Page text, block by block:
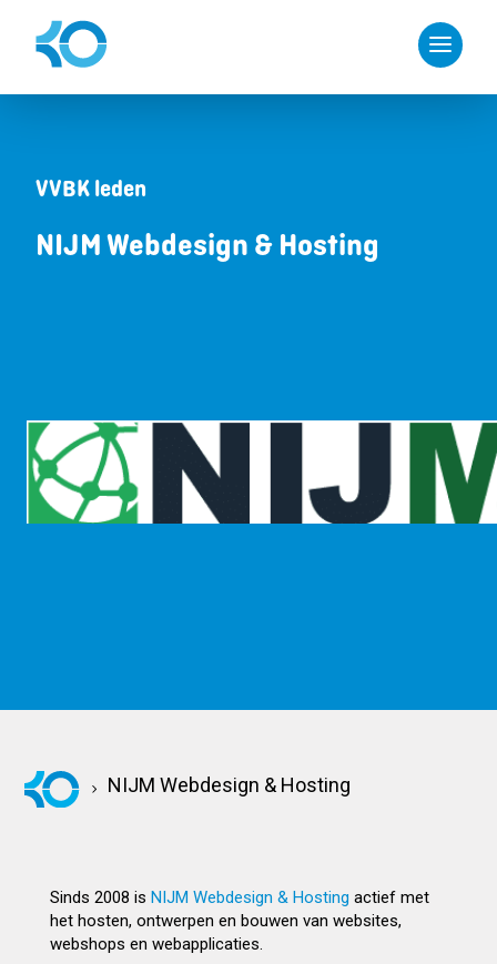
VVBK leden
NIJM Webdesign & Hosting
NIJM Webdesign & Hosting
Sinds 2008 is NIJM Webdesign & Hosting actief met
het hosten, ontwerpen en bouwen van websites,
webshops en webapplicaties.